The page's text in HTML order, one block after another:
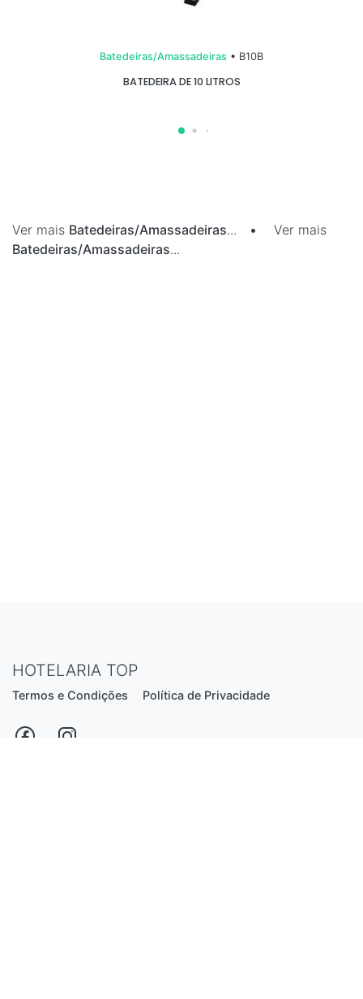
Batedeiras/Amassadeiras • B10B
BATEDEIRA DE 10 LITROS
Ver mais Batedeiras/Amassadeiras... • Ver mais
Batedeiras/Amassadeiras...
HOTELARIA TOP
Termos e Condições Política de Privacidade